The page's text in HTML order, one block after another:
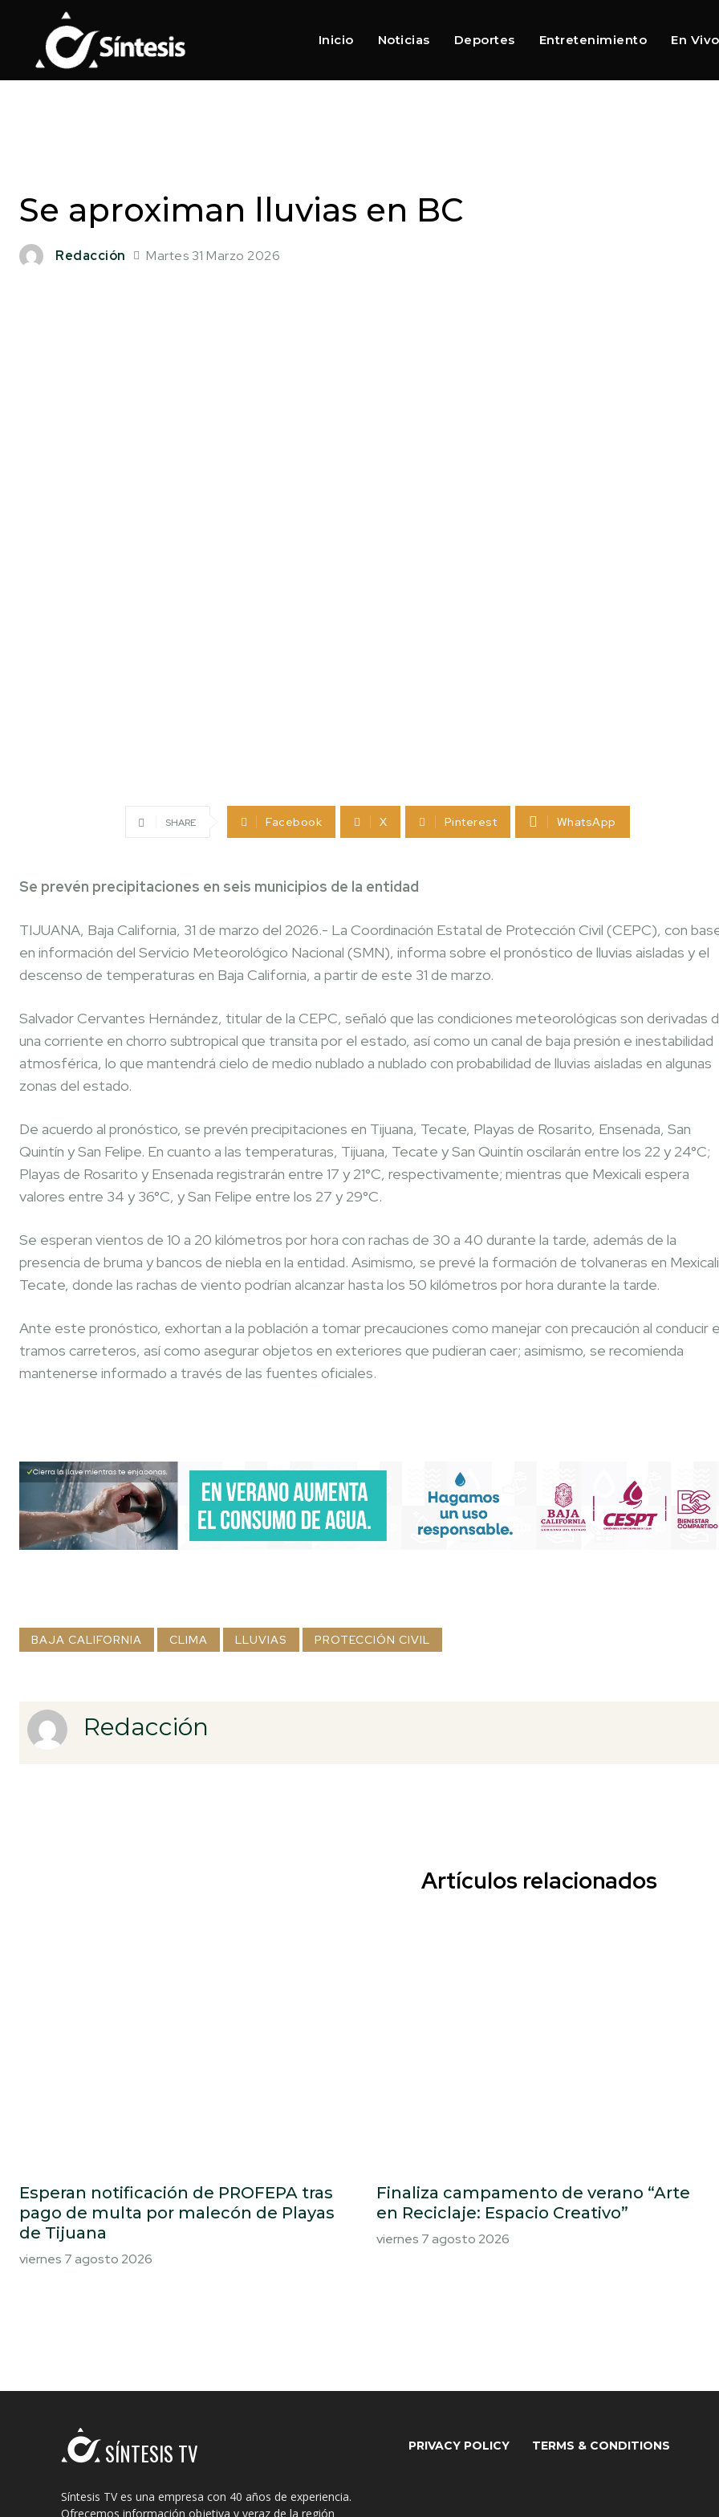
Inicio Noticias Deportes Entretenimiento En Vivo
Se aproximan lluvias en BC
Redacción Martes 31 Marzo 2026
SHARE Facebook X Pinterest WhatsApp
Se prevén precipitaciones en seis municipios de la entidad
TIJUANA, Baja California, 31 de marzo del 2026.- La Coordinación Estatal de Protección Civil (CEPC), con
en información del Servicio Meteorológico Nacional (SMN), informa sobre el pronóstico de lluvias aisladas y el
descenso de temperaturas en Baja California, a partir de este 31 de marzo.
Salvador Cervantes Hernández, titular de la CEPC, señaló que las condiciones meteorológicas son derivadas
una corriente en chorro subtropical que transita por el estado, así como un canal de baja presión e inestabilidad
atmosférica, lo que mantendrá cielo de medio nublado a nublado con probabilidad de lluvias aisladas en algunas
zonas del estado.
De acuerdo al pronóstico, se prevén precipitaciones en Tijuana, Tecate, Playas de Rosarito, Ensenada, San
Quintín y San Felipe. En cuanto a las temperaturas, Tijuana, Tecate y San Quintín oscilarán entre los 22 y 24°C;
Playas de Rosarito y Ensenada registrarán entre 17 y 21°C, respectivamente; mientras que Mexicali espera
valores entre 34 y 36°C, y San Felipe entre los 27 y 29°C.
Se esperan vientos de 10 a 20 kilómetros por hora con rachas de 30 a 40 durante la tarde, además de la
presencia de bruma y bancos de niebla en la entidad. Asimismo, se prevé la formación de tolvaneras en
Tecate, donde las rachas de viento podrían alcanzar hasta los 50 kilómetros por hora durante la tarde.
Ante este pronóstico, exhortan a la población a tomar precauciones como manejar con precaución al conducir
tramos carreteros, así como asegurar objetos en exteriores que pudieran caer; asimismo, se recomienda
mantenerse informado a través de las fuentes oficiales.
BAJA CALIFORNIA CLIMA LLUVIAS PROTECCIÓN CIVIL
Redacción
Artículos relacionados
Esperan notificación de PROFEPA tras
pago de multa por malecón de Playas
de Tijuana
viernes 7 agosto 2026
Finaliza campamento de verano “Arte
en Reciclaje: Espacio Creativo”
viernes 7 agosto 2026
SÍNTESIS TV
Síntesis TV es una empresa con 40 años de experiencia.
Ofrecemos información objetiva y veraz de la región
PRIVACY POLICY TERMS & CONDITIONS